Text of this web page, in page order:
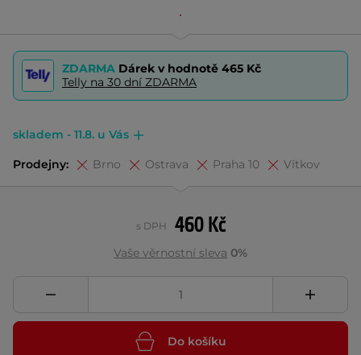
ZDARMA Dárek v hodnotě 465 Kč
Telly na 30 dní ZDARMA
skladem - 11.8. u Vás
Prodejny: Brno Ostrava Praha 10 Vítkov
460 Kč
s DPH
Vaše věrnostní sleva 0%
Do košíku